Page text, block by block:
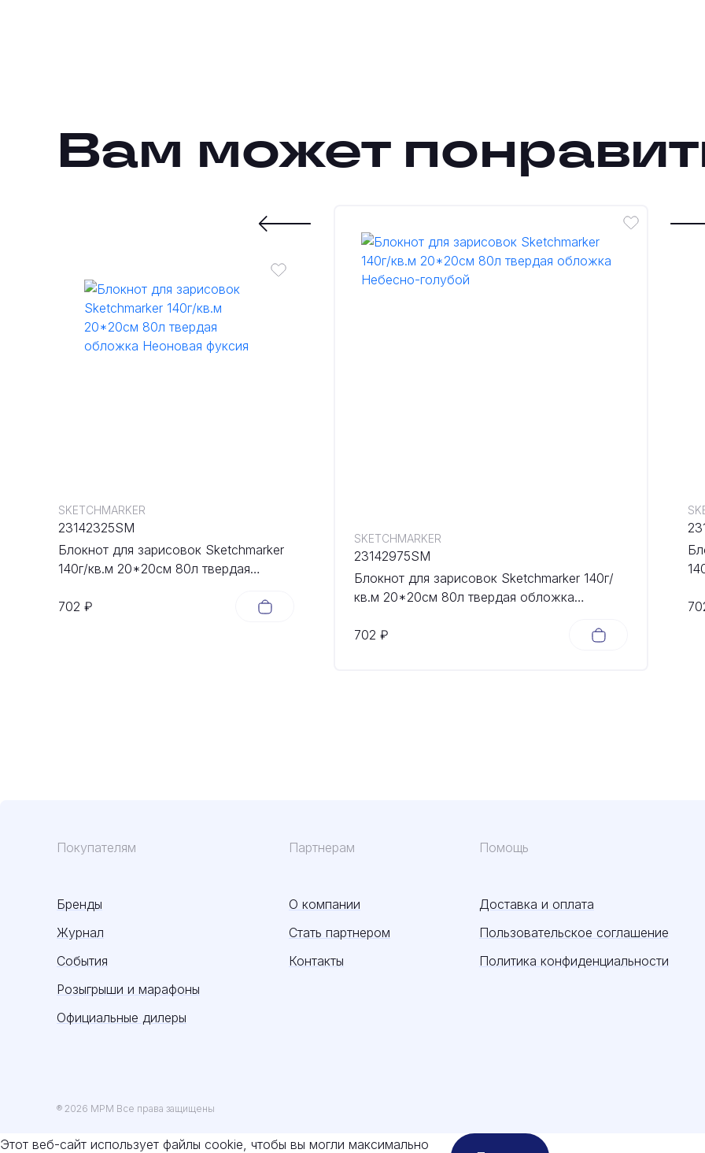
Вам может
702 ₽
Блокнот для зарисовок Sketchmarker
140г/кв.м 20*20cм 80л твердая
SKETCHMARKER
23142325SM
702 ₽
Блокнот для зарисовок Sketchmarker 140г/
кв.м 20*20cм 80л твердая обложка
SKETCHMARKER
23142975SM
Покупателям
Бренды
Журнал
События
Розыгрыши и марафоны
Официальные дилеры
Партнерам
О компании
Стать партнером
Контакты
Помощь
Доставка и оплата
Пользовательское соглашение
Политика конфиденциальности
® 2026 MPM Все права защищены
Этот веб-сайт использует файлы cookie, чтобы вы могли максимально